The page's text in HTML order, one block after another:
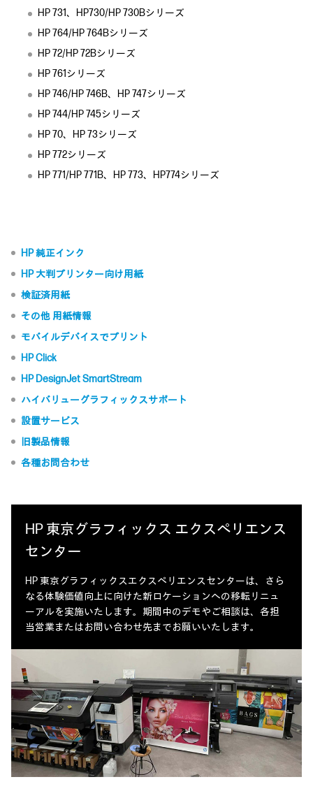
HP 731、HP730/HP 730Bシリーズ
HP 764/HP 764Bシリーズ
HP 72/HP 72Bシリーズ
HP 761シリーズ
HP 746/HP 746B、HP 747シリーズ
HP 744/HP 745シリーズ
HP 70、HP 73シリーズ
HP 772シリーズ
HP 771/HP 771B、HP 773、HP774シリーズ
HP 純正インク
HP 大判プリンター向け用紙
検証済用紙
その他 用紙情報
モバイルデバイスでプリント
HP Click
HP DesignJet SmartStream
ハイバリューグラフィックスサポート
設置サービス
旧製品情報
各種お問合わせ
HP 東京グラフィックス エクスペリエンス
センター
HP 東京グラフィックスエクスペリエンスセンターは、さら
なる体験価値向上に向けた新ロケーションへの移転リニュ
ーアルを実施いたします。期間中のデモやご相談は、各担
当営業またはお問い合わせ先までお願いいたします。